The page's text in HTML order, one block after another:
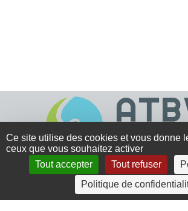
4 rue Crec’h-Ugen
22810 Belle Isle en Terre
Ce site utilise des cookies et vous donne
ceux que vous souhaitez activer
Tout accepter
Tout refuser
Politique de